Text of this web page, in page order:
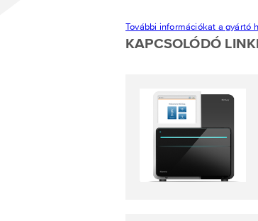
További információkat a gyártó
KAPCSOLÓDÓ